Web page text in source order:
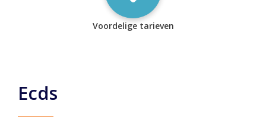
Voordelige tarieven
Ecds